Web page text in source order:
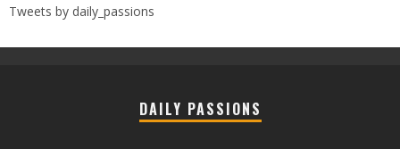
Tweets by daily_passions
DAILY PASSIONS